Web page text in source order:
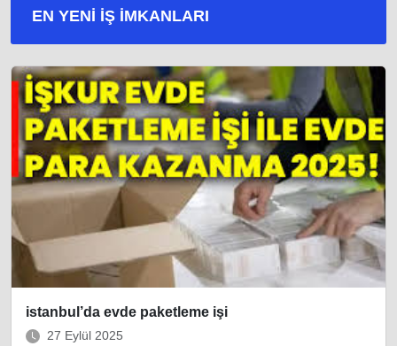
EN YENI İŞ IMKANLARI
istanbul’da evde paketleme işi
27 Eylül 2025